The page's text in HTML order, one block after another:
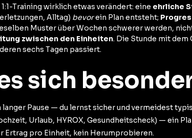
Training wirklich etwas verändert: eine ehrliche
Alltag) bevorein Plan entsteht;
Muster über Wochen schwerer werden,
zwischen den Einheiten. Die Stunde mit
sechs Tagen passiert.
sich
langer Pause — du lernst sicher und vermeidest
Urlaub, HYROX, Gesundheitscheck) — ein
Ertrag pro Einheit, kein Herumprobieren.